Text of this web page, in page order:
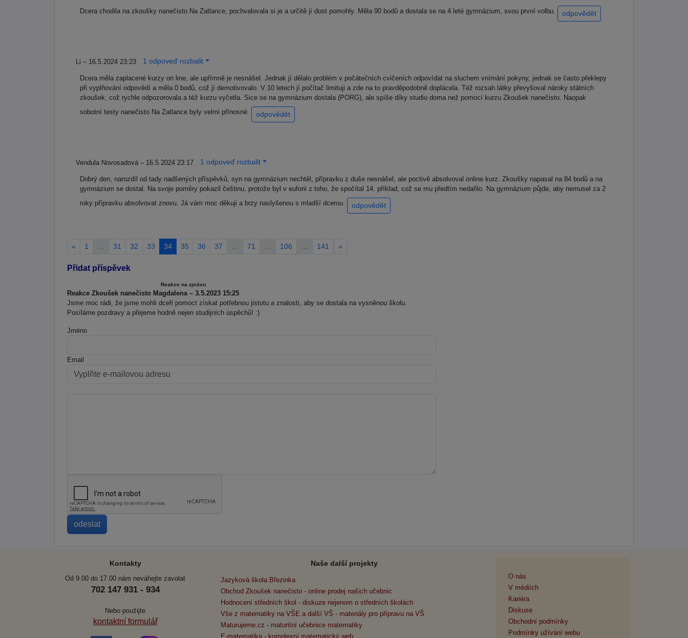
Dcera chodila na zkoušky nanečisto Na Zatlance, pochvalovala si je a určitě jí dost pomohly. Měla 90 bodů a dostala se na 4 leté gymnázium, svou první volbu. odpovědět
Li – 16.5.2024 23:23 1 odpoveď rozbalit
Dcera měla zaplacené kurzy on line, ale upřímně je nesnášel. Jednak jí dělalo problém v počátečních cvičeních odpovídat na sluchem vnímání pokyny, jednak se často překlepy
při vyplňování odpovědí a měla 0 bodů, což jí demotivovalo. V 10 letech jí počítač limituji a zde na to pravděpodobně doplácela. Též rozsah látky převyšoval nároky státních
zkoušek, což rychle odpozorovala a též kurzu vyčetla. Sice se na gymnázium dostala (PORG), ale spíše díky studiu doma než pomocí kurzu Zkoušek nanečisto. Naopak
sobotní testy nanečisto Na Zatlance byly velmi přínosné.
odpovědět
Vendula Novosadová – 16.5.2024 23:17 1 odpoveď rozbalit
Dobrý den, narozdíl od tady nadšených příspěvků, syn na gymnázium nechtěl, přípravku z duše nesnášel, ale poctivě absolvoval online kurz. Zkoušky napasal na 84 bodů a na
gymnázium se dostal. Na svoje poměry pokazil češtinu, protože byl v euforii z toho, že spočítal 14. příklad, což se mu předtím nedařilo. Na gymnázium půjde, aby nemusel za 2
roky přípravku absolvovat znovu. Já vám moc děkuji a brzy naslyšenou s mladší dcerou.
odpovědět
« 1 31 32 33 34 35 36 37 71 106 141 »
Přidat příspěvek
Reakce na zprávu
Reakce Zkoušek nanečisto Magdalena – 3.5.2023 15:25
Jsme moc rádi, že jsme mohli dceři pomoct získat potřebnou jistotu a znalosti, aby se dostala na vysněnou školu.
Posíláme pozdravy a přejeme hodně nejen studijních úspěchů! :)
Jméno
Email
Kontakty
Od 9.00 do 17.00 nám neváhejte zavolat
702 147 931 - 934
Nebo použijte
kontaktní formulář
Naše další projekty
Jazyková škola Březinka
Obchod Zkoušek nanečisto - online prodej našich učebnic
Hodnocení středních škol - diskuze nejenom o středních školách
Vše z matematiky na VŠE a další VŠ - materiály pro přípravu na VŠ
Maturujeme.cz - maturitní učebnice matematiky
E-matematika - komplexní matematický web
O nás
V médiích
Kariéra
Diskuse
Obchodní podmínky
Podmínky užívání webu